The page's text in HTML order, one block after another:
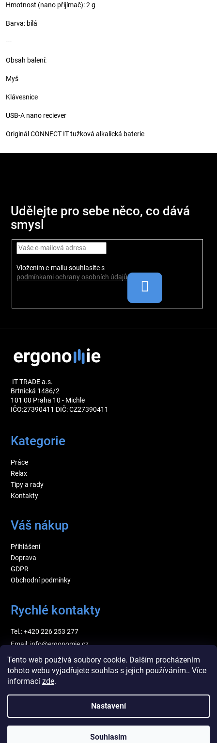
Tento web používá soubory cookie. Dalším procházením
tohoto webu vyjadřujete souhlas s jejich používáním.. Více
informací zde.
Nastavení
Souhlasím
Hmotnost (nano přijímač): 2 g
Barva: bílá
---
Obsah balení:
Myš
Klávesnice
USB-A nano reciever
Originál CONNECT IT tužková alkalická baterie
Udělejte pro sebe něco, co dává
smysl
Vložením e-mailu souhlasíte s
podmínkami ochrany osobních údajů
IT TRADE a.s.
Brtnická 1486/2
101 00 Praha 10 - Michle
IČO:27390411 DIČ: CZ27390411
Kategorie
Práce
Relax
Tipy a rady
Kontakty
Váš nákup
Přihlášení
Doprava
GDPR
Obchodní podmínky
Rychlé kontakty
Tel.: +420 226 253 277
Email: info@ergonomie.cz